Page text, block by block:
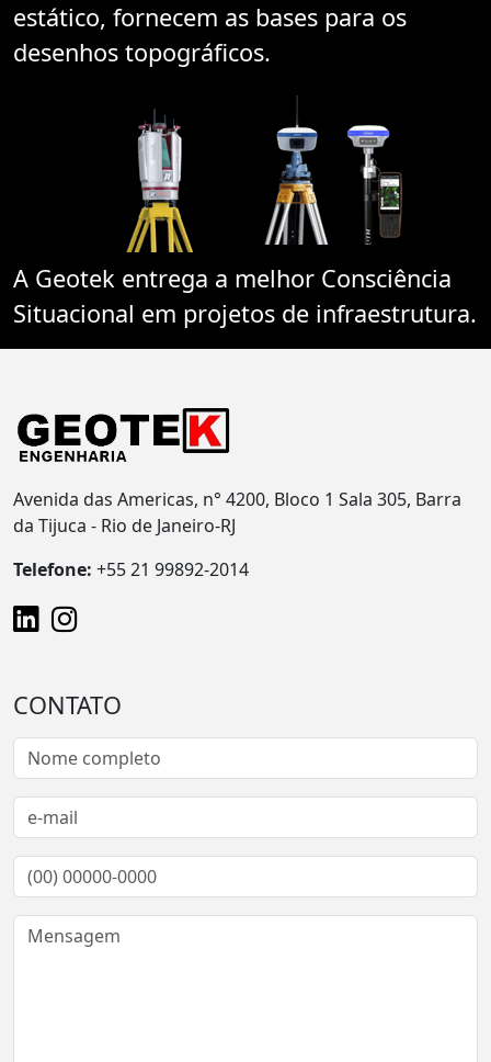
estático, fornecem as bases para os
desenhos topográficos.
A Geotek entrega a melhor Consciência
Situacional em projetos de infraestrutura.
Avenida das Americas, n° 4200, Bloco 1 Sala 305, Barra
da Tijuca - Rio de Janeiro-RJ
Telefone: +55 21 99892-2014
CONTATO